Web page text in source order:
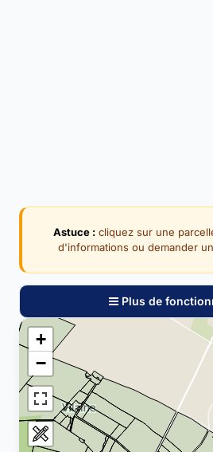
Astuce : cliquez sur une
d'informations ou demander
Plus de
+
−